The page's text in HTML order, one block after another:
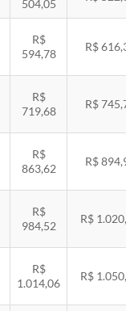
504,05
R$
594,78
R$ 616,35
R$
719,68
R$ 745,78
R$
863,62
R$ 894,94
R$
984,52
R$
R$
1.014,06
R$